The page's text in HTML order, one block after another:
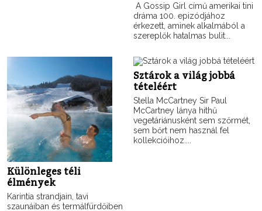
A Gossip Girl című amerikai tini
dráma 100. epizódjához
érkezett, aminek alkalmából a
szereplők hatalmas bulit...
Különleges téli
élmények
Karintia strandjain, tavi
szaunáiban és termálfürdőiben
Sztárok a világ jobbá
tételéért
Stella McCartney Sir Paul
McCartney lánya hithű
vegetáriánusként sem szőrmét,
sem bőrt nem használ fel
kollekcióihoz....